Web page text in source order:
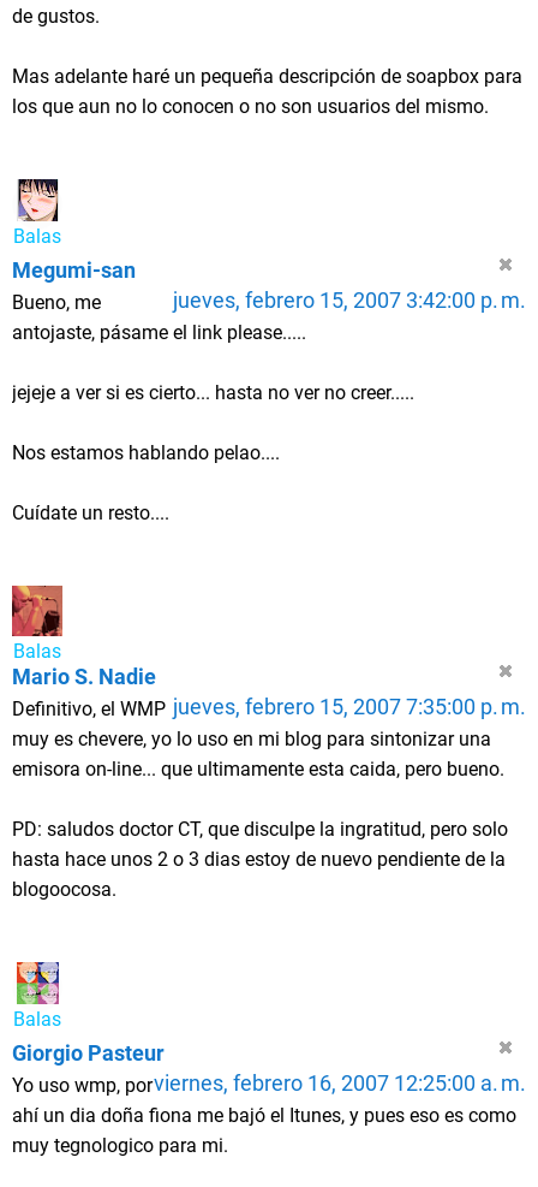
de gustos.
Mas adelante haré un pequeña descripción de soapbox para
los que aun no lo conocen o no son usuarios del mismo.
Balas
Megumi-san
jueves, febrero 15, 2007 3:42:00 p. m.
Bueno, me
antojaste, pásame el link please.....
jejeje a ver si es cierto... hasta no ver no creer.....
Nos estamos hablando pelao....
Cuídate un resto....
Balas
Mario S. Nadie
jueves, febrero 15, 2007 7:35:00 p. m.
Definitivo, el WMP
muy es chevere, yo lo uso en mi blog para sintonizar una
emisora on-line... que ultimamente esta caida, pero bueno.
PD: saludos doctor CT, que disculpe la ingratitud, pero solo
hasta hace unos 2 o 3 dias estoy de nuevo pendiente de la
blogoocosa.
Balas
Giorgio Pasteur
viernes, febrero 16, 2007 12:25:00 a. m.
Yo uso wmp, por
ahí un dia doña fiona me bajó el Itunes, y pues eso es como
muy tegnologico para mi.